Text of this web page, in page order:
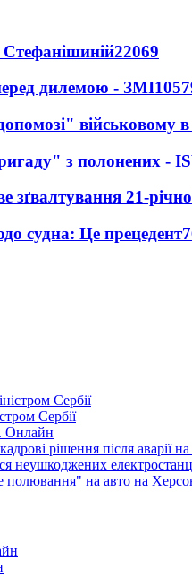
Стефанішиній22069
дилемою - ЗМІ
військовому
з полонених -
зґвалтування 21-
судна: Це прецедент
Сербії
Онлайн
рішення після аварії на
неушкоджених
полювання" на авто на